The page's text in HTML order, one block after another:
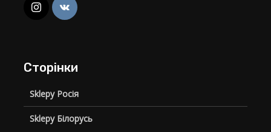
Сторінки
Sklepy Росія
Sklepy Білорусь